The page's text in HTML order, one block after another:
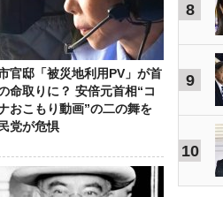
官邸「被災地利用PV」が首
命取りに？ 安倍元首相“コ
おこもり動画”の二の舞を
党が危惧
8
9
10